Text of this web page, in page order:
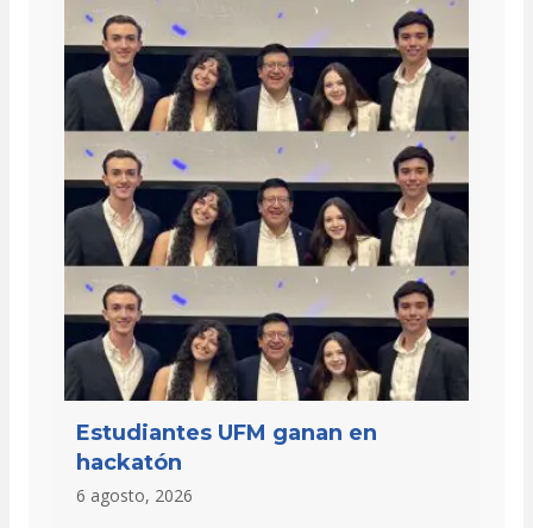
Estudiantes UFM ganan en
hackatón
6 agosto, 2026